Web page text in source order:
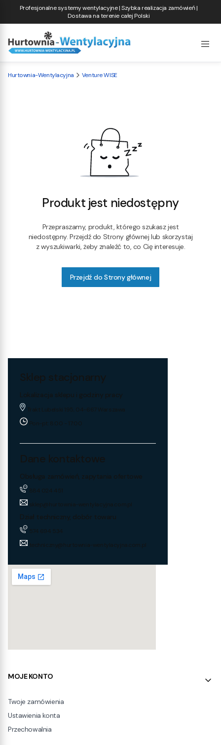
Profesjonalne systemy wentylacyjne | Szybka realizacja zamówień |
Dostawa na terenie całej Polski
Hurtownia-Wentylacyjna Venture WISE
Produkt jest niedostępny
Przepraszamy, produkt, którego szukasz jest
niedostępny. Przejdź do Strony głównej lub skorzystaj
z wyszukiwarki, żeby znaleźć to, co Cię interesuje.
Przejdź do Strony głównej
Sklep stacjonarny
Lokalizacja sklepu i godziny pracy
Trakt Lubelski 195, 04-667 Warszawa
Pon-pt: 8:00 - 17:00
Dane kontaktowe
Obsługa zamówień, zapytania ofertowe
884 024 451
sklep@hurtownia-wentylacyjna.com.pl
Dział techniczny, dobór towaru
574 694 534
techniczny@hurtownia-wentylacyjna.com.pl
Linki w stopce
MOJE KONTO
Twoje zamówienia
Ustawienia konta
Przechowalnia